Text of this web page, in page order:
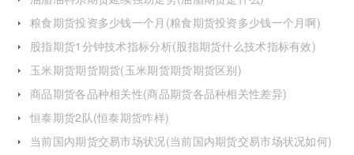
最长持有多久)
粮食期货投资多少钱一个月(粮食期货投资多少钱一个月啊)
股指期货1分钟技术指标分析(股指期货什么技术指标有效)
玉米期货期货期货(玉米期货期货期货区别)
商品期货各品种相关性(商品期货各品种相关性差异)
恒泰期货2队(恒泰期货咋样)
当前国内期货交易市场状况(当前国内期货交易市场状况如何)